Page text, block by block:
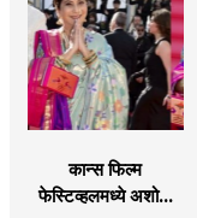
कान्स फिल्म
फेस्टिव्हलमध्ये अशोक